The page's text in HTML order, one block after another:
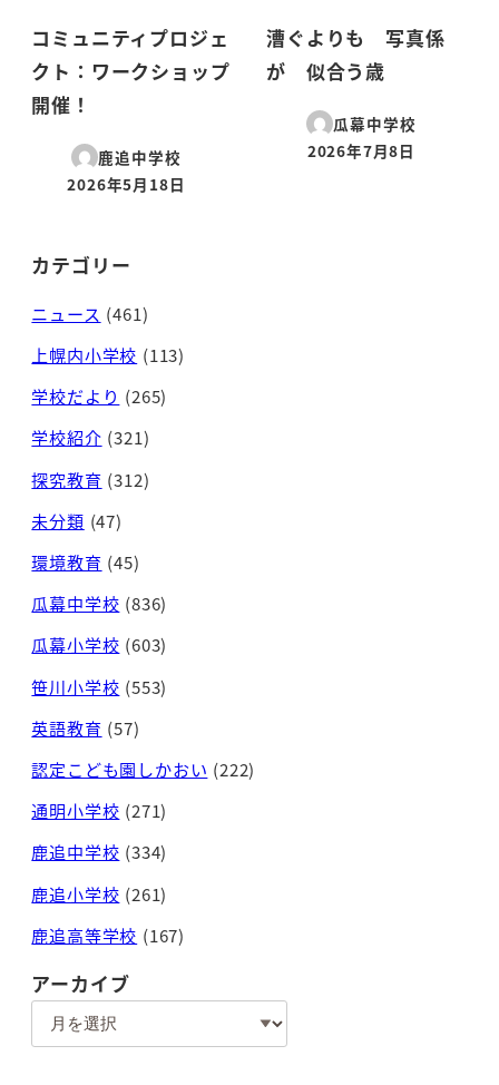
コミュニティプロジェ
クト：ワークショップ
開催！
鹿追中学校
投稿日
2026年5月18日
漕ぐよりも 写真係
が 似合う歳
瓜幕中学校
投稿日
2026年7月8日
カテゴリー
ニュース (461)
上幌内小学校 (113)
学校だより (265)
学校紹介 (321)
探究教育 (312)
未分類 (47)
環境教育 (45)
瓜幕中学校 (836)
瓜幕小学校 (603)
笹川小学校 (553)
英語教育 (57)
認定こども園しかおい (222)
通明小学校 (271)
鹿追中学校 (334)
鹿追小学校 (261)
鹿追高等学校 (167)
アーカイブ